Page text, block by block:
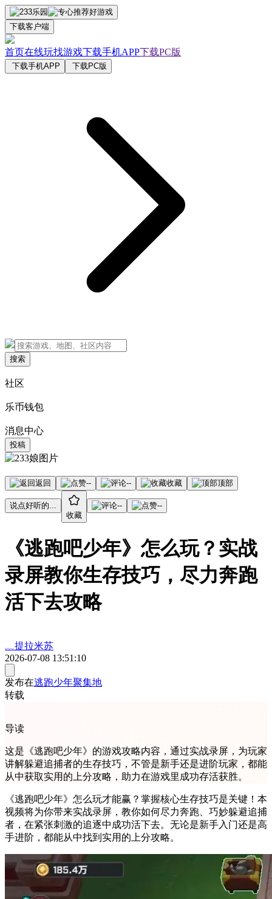
下载客户端
首页在线玩找游戏下载手机APP下载PC版
下载手机APP 下载PC版
搜索
社区
乐币钱包
消息中心
投稿
返回 -- -- 收藏 顶部
说点好听的...
收藏
-- --
《逃跑吧少年》怎么玩？实战
录屏教你生存技巧，尽力奔跑
活下去攻略
﹏提拉米苏
2026-07-08 13:51:10
发布在逃跑少年聚集地
转载
导读
这是《逃跑吧少年》的游戏攻略内容，通过实战录屏，为玩家
讲解躲避追捕者的生存技巧，不管是新手还是进阶玩家，都能
从中获取实用的上分攻略，助力在游戏里成功存活获胜。
《逃跑吧少年》怎么玩才能赢？掌握核心生存技巧是关键！本
视频将为你带来实战录屏，教你如何尽力奔跑、巧妙躲避追捕
者，在紧张刺激的追逐中成功活下去。无论是新手入门还是高
手进阶，都能从中找到实用的上分攻略。